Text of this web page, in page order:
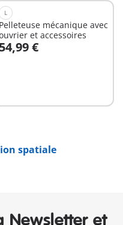
spatiale
L
Pelleteuse mécanique avec
et accessoires
54,99 €
Au panier
Newsletter et